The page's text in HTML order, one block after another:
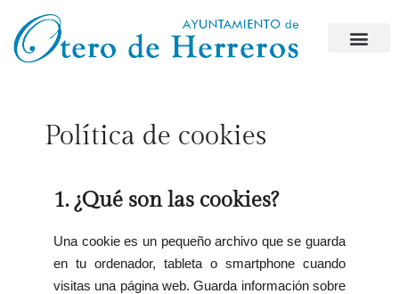
Política de cookies
1. ¿Qué son las cookies?
Una cookie es un pequeño archivo que se guarda
en tu ordenador, tableta o smartphone cuando
visitas una página web. Guarda información sobre